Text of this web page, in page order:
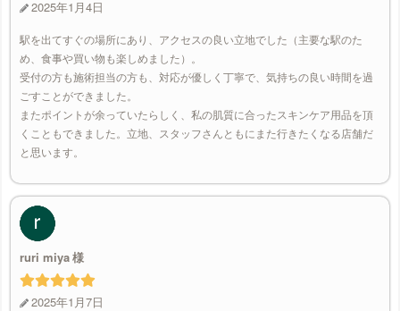
2025年1月4日
駅を出てすぐの場所にあり、アクセスの良い立地でした（主要な駅のた
め、食事や買い物も楽しめました）。
受付の方も施術担当の方も、対応が優しく丁寧で、気持ちの良い時間を過
ごすことができました。
またポイントが余っていたらしく、私の肌質に合ったスキンケア用品を頂
くこともできました。立地、スタッフさんともにまた行きたくなる店舗だ
と思います。
ruri miya
2025年1月7日